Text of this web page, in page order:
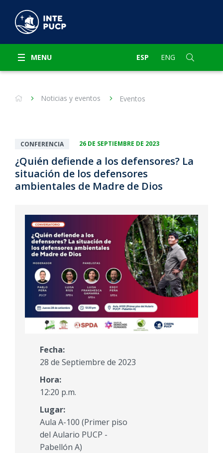
MENU ESP ENG
Noticias y eventos Eventos
CONFERENCIA 26 DE SEPTIEMBRE DE 2023
¿Quién defiende a los defensores? La
situación de los defensores
ambientales de Madre de Dios
Fecha:
28 de Septiembre de 2023
Hora:
12:20 p.m.
Lugar:
Aula A-100 (Primer piso
del Aulario PUCP -
Pabellón A)